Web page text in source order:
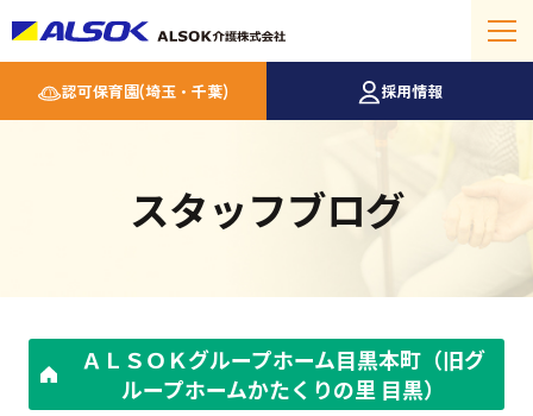
認可保育園(埼玉・千葉) 採用情報
スタッフブログ
ＡＬＳＯＫグループホーム目黒本町（旧グ
ループホームかたくりの里 目黒）